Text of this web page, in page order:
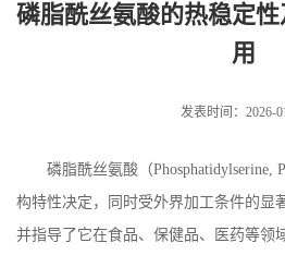
磷脂酰丝氨酸的热稳定
用
发表时间：2026-
磷脂酰丝氨酸（Phosphatidylserine,
构特性决定，同时受外界加工条件的显
并指导了它在食品、保健品、医药等领